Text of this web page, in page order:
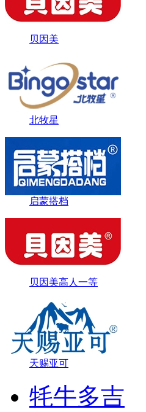
贝因美
北牧星
启蒙搭档
贝因美高人一等
天赐亚可
牦牛多吉